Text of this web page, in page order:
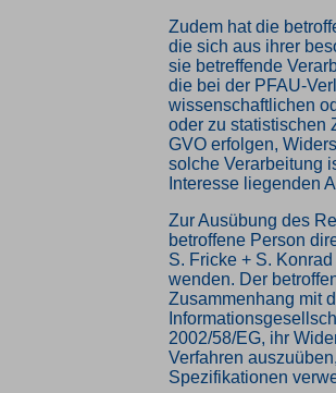
Zudem hat die
die sich aus ihrer
sie betreffende
die bei der PFAU-
wissenschaftlichen
oder zu statistischen
GVO erfolgen,
solche Verarbeitung
Interesse liegenden
Zur Ausübung des
betroffene Person
S. Fricke + S.
wenden. Der
Zusammenhang mit
2002/58/EG, ihr
Verfahren
Spezifikationen